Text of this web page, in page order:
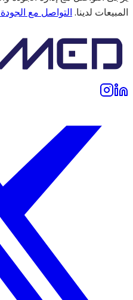
المبيعات لدينا. التواصل مع